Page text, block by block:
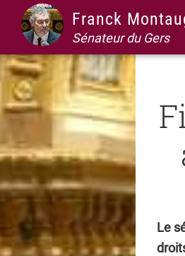
Passer
la
navigation
principale
Passer
contenu
principal
Passer
la
barre
latérale
principale
Passer
pied
de
page
Franck
Sénateur du Gers
Le